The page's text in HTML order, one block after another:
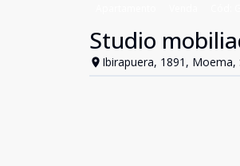
Studio
Ibirapuera, 1891, Moema,